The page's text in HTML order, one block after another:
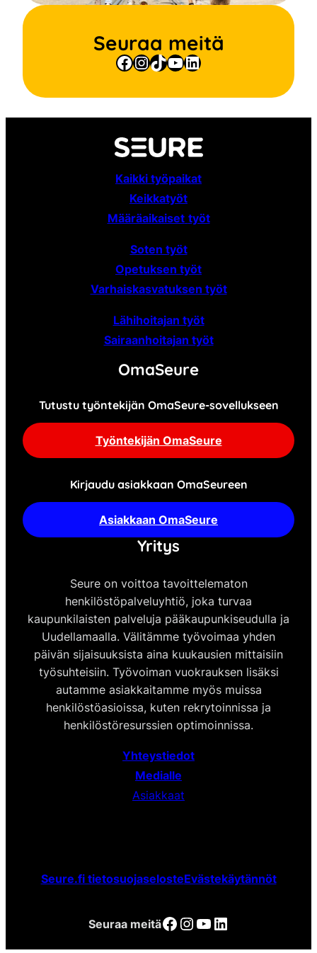
Seuraa meitä
Facebook
Instagram
TikTok
YouTube
LinkedIn
Kaikki työpaikat
Keikkatyöt
Määräaikaiset työt
Soten työt
Opetuksen työt
Varhaiskasvatuksen työt
Lähihoitajan työt
Sairaanhoitajan työt
OmaSeure
Tutustu työntekijän OmaSeure-sovellukseen
Työntekijän OmaSeure
Kirjaudu asiakkaan OmaSeureen
Asiakkaan OmaSeure
Yritys
Seure on voittoa tavoittelematon
henkilöstöpalveluyhtiö, joka turvaa
kaupunkilaisten palveluja pääkaupunkiseudulla ja
Uudellamaalla. Välitämme työvoimaa yhden
päivän sijaisuuksista aina kuukausien mittaisiin
työsuhteisiin. Työvoiman vuokrauksen lisäksi
autamme asiakkaitamme myös muissa
henkilöstöasioissa, kuten rekrytoinnissa ja
henkilöstöresurssien optimoinnissa.
Yhteystiedot
Medialle
Asiakkaat
Seure.fi tietosuojaselosteEvästekäytännöt
Seuraa meitäFacebook Instagram YouTube LinkedIn